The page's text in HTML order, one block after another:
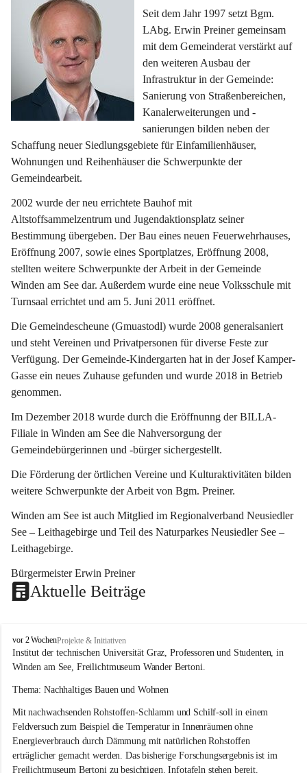
Seit dem Jahr 1997 setzt Bgm.
LAbg. Erwin Preiner gemeinsam
mit dem Gemeinderat verstärkt auf
den weiteren Ausbau der
Infrastruktur in der Gemeinde:
Sanierung von Straßenbereichen,
Kanalerweiterungen und -
sanierungen bilden neben der
Schaffung neuer Siedlungsgebiete für Einfamilienhäuser,
Wohnungen und Reihenhäuser die Schwerpunkte der
Gemeindearbeit.
2002 wurde der neu errichtete Bauhof mit
Altstoffsammelzentrum und Jugendaktionsplatz seiner
Bestimmung übergeben. Der Bau eines neuen Feuerwehrhauses,
Eröffnung 2007, sowie eines Sportplatzes, Eröffnung 2008,
stellten weitere Schwerpunkte der Arbeit in der Gemeinde
Winden am See dar. Außerdem wurde eine neue Volksschule mit
Turnsaal errichtet und am 5. Juni 2011 eröffnet.
Die Gemeindescheune (Gmuastodl) wurde 2008 generalsaniert
und steht Vereinen und Privatpersonen für diverse Feste zur
Verfügung. Der Gemeinde-Kindergarten hat in der Josef Kamper-
Gasse ein neues Zuhause gefunden und wurde 2018 in Betrieb
genommen.
Im Dezember 2018 wurde durch die Eröffnunng der BILLA-
Filiale in Winden am See die Nahversorgung der
Gemeindebürgerinnen und -bürger sichergestellt.
Die Förderung der örtlichen Vereine und Kulturaktivitäten bilden
weitere Schwerpunkte der Arbeit von Bgm. Preiner.
Winden am See ist auch Mitglied im Regionalverband Neusiedler
See – Leithagebirge und Teil des Naturparkes Neusiedler See –
Leithagebirge.
Bürgermeister Erwin Preiner
Aktuelle Beiträge
W
i
n
e
a
m
S
e
e
vor 2 WochenProjekte & Initiativen
Institut der technischen Universität Graz, Professoren und Studenten, in
Winden am See, Freilichtmuseum Wander Bertoni.
Thema: Nachhaltiges Bauen und Wohnen
Mit nachwachsenden Rohstoffen-Schlamm und Schilf-soll in einem
Feldversuch zum Beispiel die Temperatur in Innenräumen ohne
Energieverbrauch durch Dämmung mit natürlichen Rohstoffen
erträglicher gemacht werden. Das bisherige Forschungsergebnis ist im
Freilichtmuseum Bertoni zu besichtigen. Infotafeln stehen bereit.